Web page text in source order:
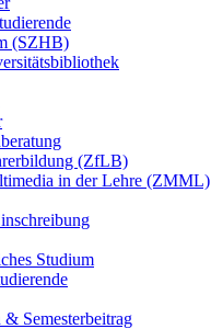
(SZHB)
(ZfLB)
in der Lehre (ZMML)
Studium
Semesterbeitrag